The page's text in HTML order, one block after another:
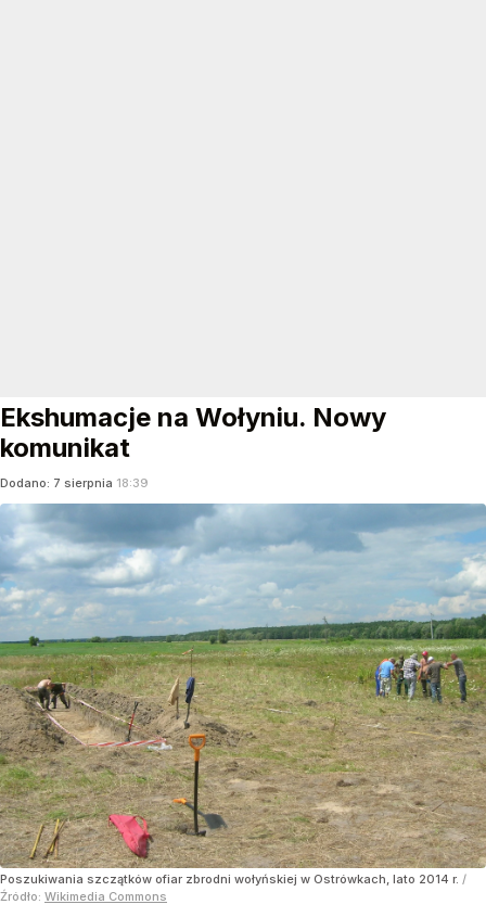
Ekshumacje na Wołyniu. Nowy
komunikat
Dodano: 7 sierpnia 18:39
Poszukiwania szczątków ofiar zbrodni wołyńskiej w Ostrówkach, lato 2014 r. /
Źródło: Wikimedia Commons